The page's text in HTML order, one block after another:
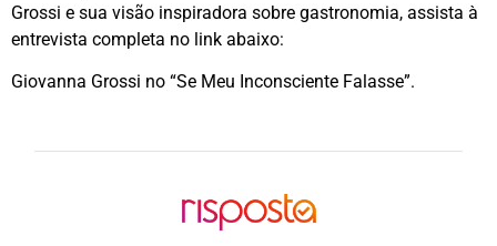
Grossi e sua visão inspiradora sobre gastronomia, assista à
entrevista completa no link abaixo:
Giovanna Grossi no “Se Meu Inconsciente Falasse”.